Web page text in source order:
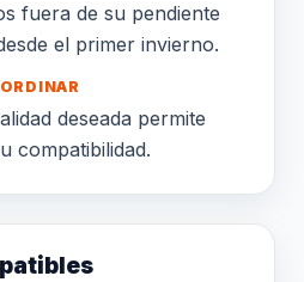
fuera de su pendiente
el primer invierno.
deseada permite
compatibilidad.